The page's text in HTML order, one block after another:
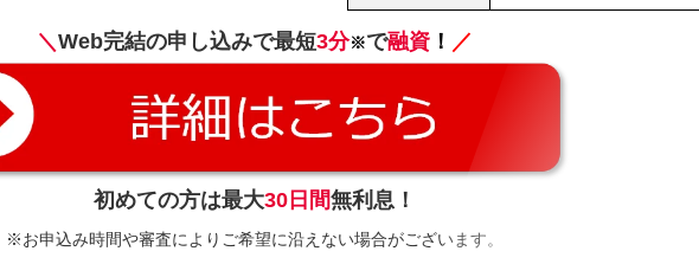
＼Web完結の申し込みで最短3分※で融資 ！ ／
初めての方は最大30日間無利息！
※お申込み時間や審査によりご希望に沿えない場合がございます。